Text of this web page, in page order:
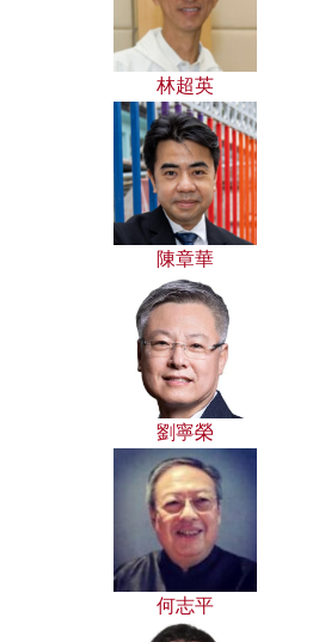
林超英
陳章華
劉寧榮
何志平